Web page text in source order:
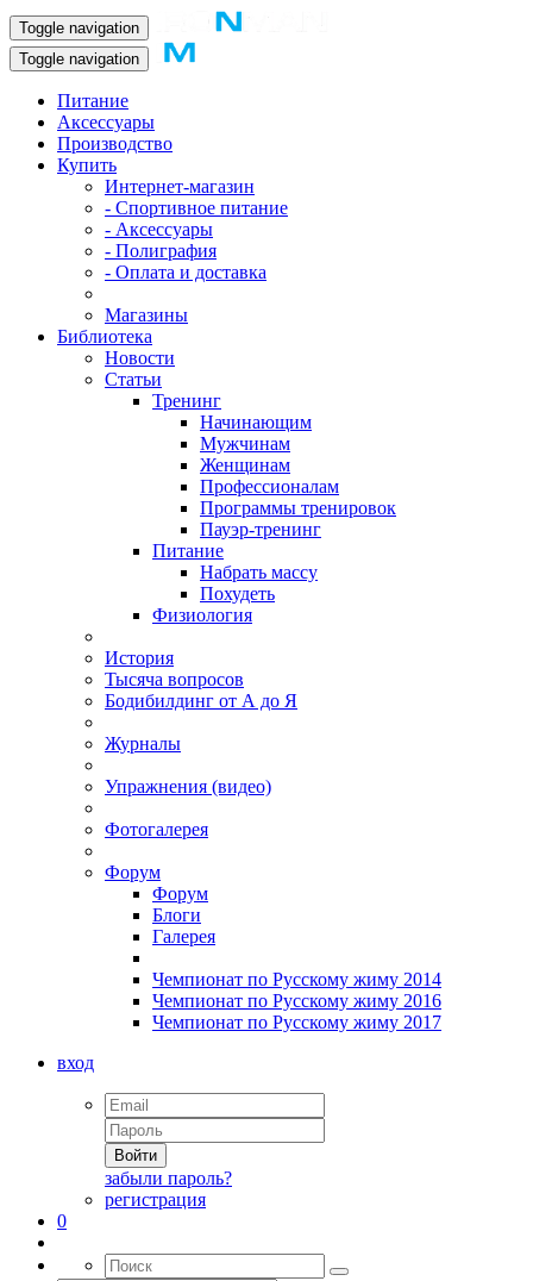
Toggle navigation
Toggle navigation
Питание
Аксессуары
Производство
Купить
Интернет-магазин
- Спортивное питание
- Аксессуары
- Полиграфия
- Оплата и доставка
Магазины
Библиотека
Новости
Статьи
Тренинг
Начинающим
Мужчинам
Женщинам
Профессионалам
Программы тренировок
Пауэр-тренинг
Питание
Набрать массу
Похудеть
Физиология
История
Тысяча вопросов
Бодибилдинг от А до Я
Журналы
Упражнения (видео)
Фотогалерея
Форум
Форум
Блоги
Галерея
Чемпионат по Русскому жиму 2014
Чемпионат по Русскому жиму 2016
Чемпионат по Русскому жиму 2017
вход
Войти
забыли пароль?
регистрация
0